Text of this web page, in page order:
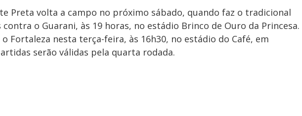
Preta volta a campo no próximo sábado, quando faz o tradicional
o Guarani, às 19 horas, no estádio Brinco de Ouro da Princesa.
Fortaleza nesta terça-feira, às 16h30, no estádio do Café, em
serão válidas pela quarta rodada.